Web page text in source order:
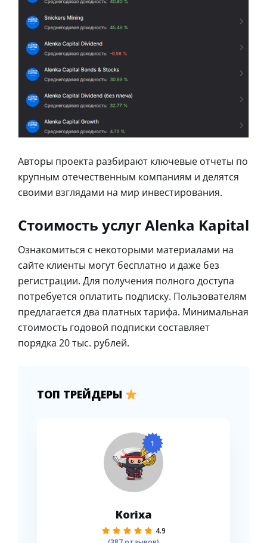
Авторы проекта разбирают ключевые отчеты по
крупным отечественным компаниям и делятся
своими взглядами на мир инвестирования.
Стоимость услуг Alenka Kapital
Ознакомиться с некоторыми материалами на
сайте клиенты могут бесплатно и даже без
регистрации. Для получения полного доступа
потребуется оплатить подписку. Пользователям
предлагается два платных тарифа. Минимальная
стоимость годовой подписки составляет
порядка 20 тыс. рублей.
ТОП ТРЕЙДЕРЫ
1
Korixa
4.9